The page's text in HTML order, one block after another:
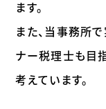
ます。
また、当事務所
ナー税理士も目
考えています。